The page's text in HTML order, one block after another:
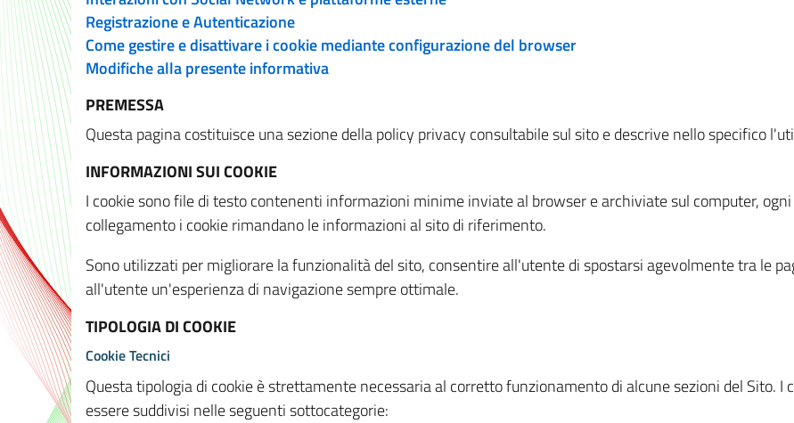
Registrazione e Autenticazione
Come gestire e disattivare i cookie mediante configurazione del browser
Modifiche alla presente informativa
PREMESSA
Questa pagina costituisce una sezione della policy privacy consultabile sul sito e descrive nello specifico
INFORMAZIONI SUI COOKIE
I cookie sono file di testo contenenti informazioni minime inviate al browser e archiviate sul computer,
collegamento i cookie rimandano le informazioni al sito di riferimento.
Sono utilizzati per migliorare la funzionalità del sito, consentire all'utente di spostarsi agevolmente tra le
all'utente un'esperienza di navigazione sempre ottimale.
TIPOLOGIA DI COOKIE
Cookie Tecnici
Questa tipologia di cookie è strettamente necessaria al corretto funzionamento di alcune sezioni del Sito. I
essere suddivisi nelle seguenti sottocategorie: